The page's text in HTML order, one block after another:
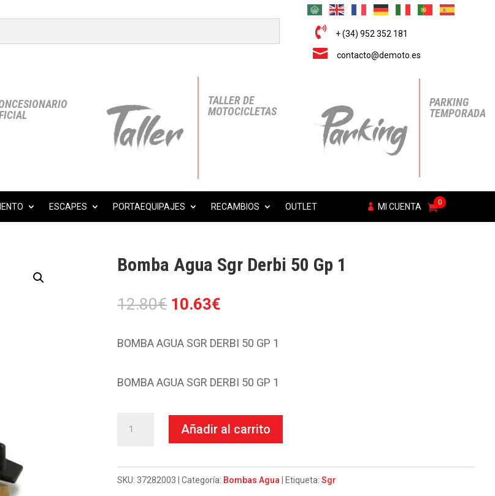
 + (34) 952 352 181
 contacto@demoto.es
TALLER DE
MOTOCICLETAS
PARKING
TEMPORADA
ESCAPES PORTAEQUIPAJES RECAMBIOS OUTLET MI CUENTA 0
Bomba Agua Sgr Derbi 50 Gp 1
12.80€ El
original
12.80€.
10.63€
actual
10.63€.
BOMBA AGUA SGR DERBI 50 GP 1
BOMBA AGUA SGR DERBI 50 GP 1
Derbi
Añadir al carrito
SKU: 37282003 Categoría: Bombas Agua Etiqueta:Sgr